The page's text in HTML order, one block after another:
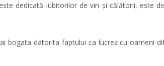
dedicată iubitorilor de vin și călătorii, este
bogata datorita faptului ca lucrez cu oameni